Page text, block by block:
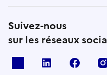
Suivez-nous
sur les réseaux
Linkedin